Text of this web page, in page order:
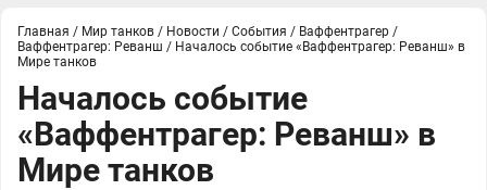
Главная / Мир танков / Новости / События / Ваффентрагер /
Ваффентрагер: Реванш / Началось событие «Ваффентрагер: Реванш» в
Мире танков
Началось событие
«Ваффентрагер: Реванш» в
Мире танков